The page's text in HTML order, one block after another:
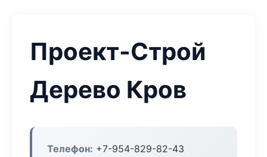
Проект-Строй
Дерево Кров
Телефон: +7-954-829-82-43